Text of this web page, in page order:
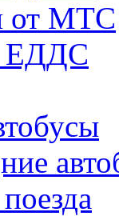
от МТС
ЕДДС